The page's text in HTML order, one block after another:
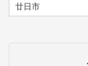
廿日市